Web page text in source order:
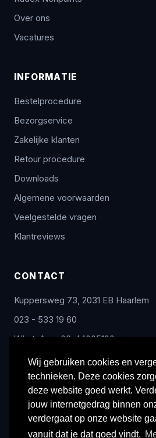
Wij gebruiken cookies en
technieken. Deze cookies
deze website goed werkt.
jouw internetgedrag binnen
verdergaat op onze website
vanuit dat je dat goed vindt.
Over ons
Vacatures
INFORMATIE
Bestelprocedure
Bezorgservice
Zakelijke klanten
Retour procedure
Downloads
Algemene voorwaarden
Veelgestelde vragen
Klantreviews
CONTACT
Kuppersweg 73, 2031 EB Haarlem
023 - 533 19 60
WhatsApp: 06-44005100
info@radex-benelux.nl
Ma – Vrij: 9:00 – 17:00